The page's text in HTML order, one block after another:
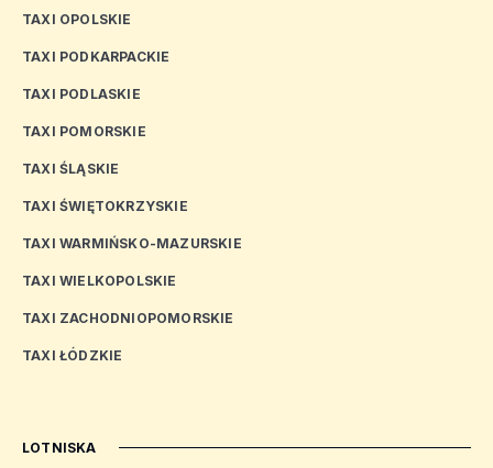
TAXI OPOLSKIE
TAXI PODKARPACKIE
TAXI PODLASKIE
TAXI POMORSKIE
TAXI ŚLĄSKIE
TAXI ŚWIĘTOKRZYSKIE
TAXI WARMIŃSKO-MAZURSKIE
TAXI WIELKOPOLSKIE
TAXI ZACHODNIOPOMORSKIE
TAXI ŁÓDZKIE
LOTNISKA